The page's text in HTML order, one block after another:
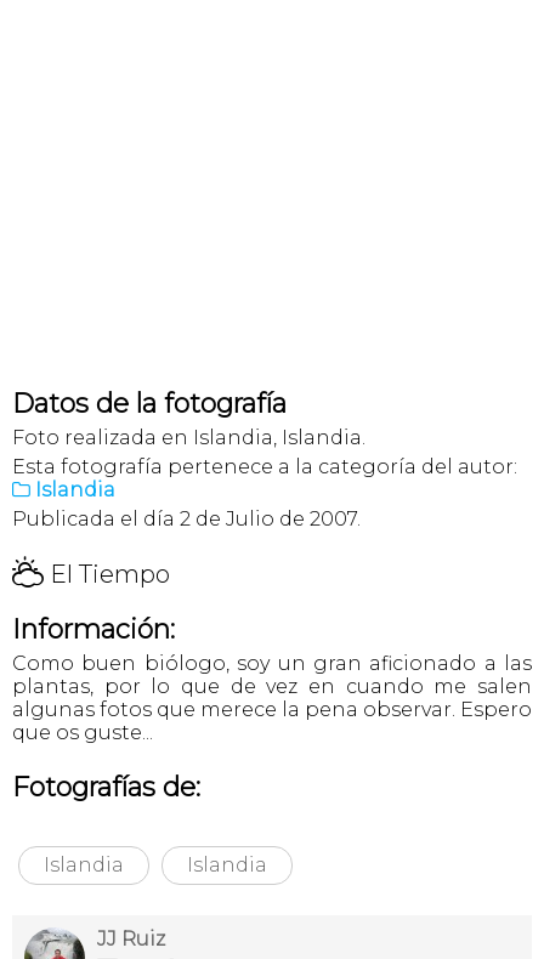
Datos de la fotografía
Foto realizada en Islandia, Islandia.
Esta fotografía pertenece a la categoría del autor:
 Islandia
Publicada el día 2 de Julio de 2007.
H El Tiempo
Información:
Como buen biólogo, soy un gran aficionado a las
plantas, por lo que de vez en cuando me salen
algunas fotos que merece la pena observar. Espero
que os guste...
Fotografías de:
Islandia Islandia
JJ Ruiz